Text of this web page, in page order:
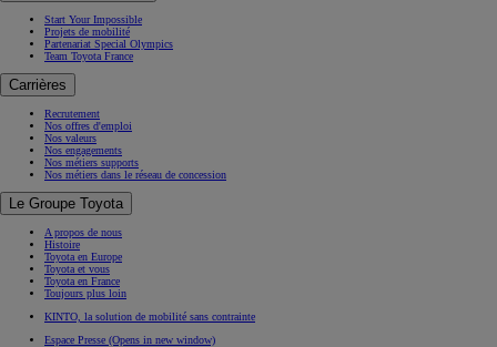
Start Your Impossible
Projets de mobilité
Partenariat Special Olympics
Team Toyota France
Carrières
Recrutement
Nos offres d'emploi
Nos valeurs
Nos engagements
Nos métiers supports
Nos métiers dans le réseau de concession
Le Groupe Toyota
A propos de nous
Histoire
Toyota en Europe
Toyota et vous
Toyota en France
Toujours plus loin
KINTO, la solution de mobilité sans contrainte
Espace Presse (Opens in new window)